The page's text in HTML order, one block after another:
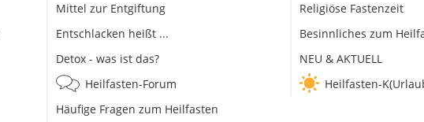
Mittel zur Entgiftung
Entschlacken heißt ...
Detox - was ist das?
Heilfasten-Forum
Häufige Fragen zum Heilfasten
Religiöse Fastenzeit
Besinnliches zum
NEU & AKTUELL
Heilfasten-